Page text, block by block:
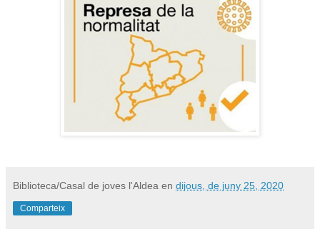
Biblioteca/Casal de joves l'Aldea en dijous, de juny 25, 2020
Comparteix